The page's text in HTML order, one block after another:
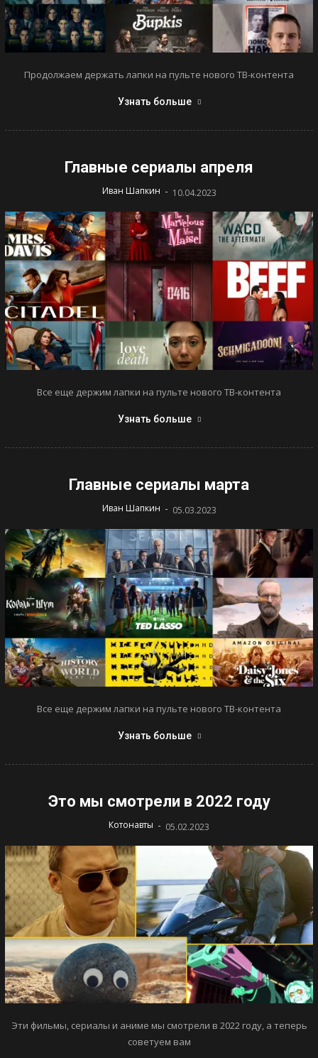
Продолжаем держать лапки на пульте нового ТВ-контента
Узнать больше
Главные сериалы апреля
Иван Шапкин - 10.04.2023
Все еще держим лапки на пульте нового ТВ-контента
Узнать больше
Главные сериалы марта
Иван Шапкин - 05.03.2023
Все еще держим лапки на пульте нового ТВ-контента
Узнать больше
Это мы смотрели в 2022 году
Котонавты - 05.02.2023
Эти фильмы, сериалы и аниме мы смотрели в 2022 году, а теперь
советуем вам